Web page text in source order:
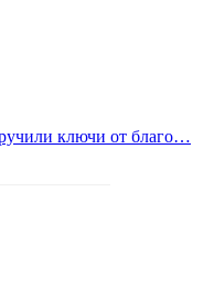
ключи от благо…